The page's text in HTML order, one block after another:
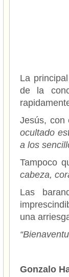
La
de la
Jesús, con
ocultado
a los
Tampoco
cabeza,
Las
una
“
Gonzalo